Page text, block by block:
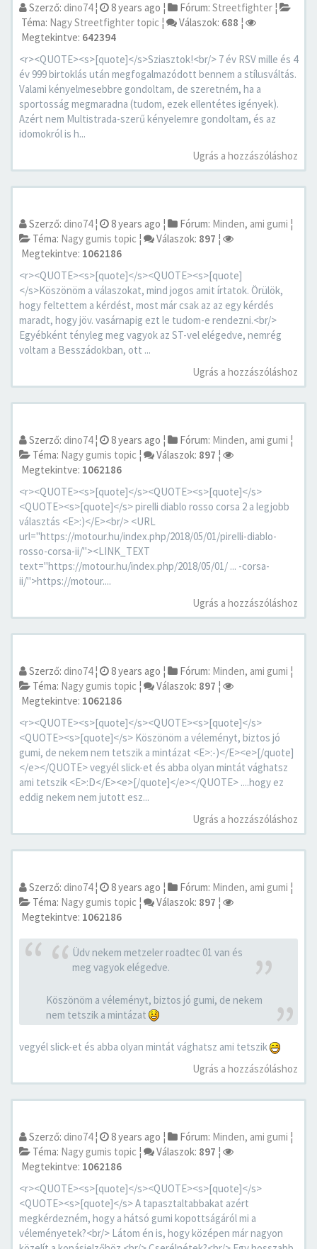
Szerző: dino74¦ 8 years ago ¦ Fórum: Streetfighter ¦
Téma: Nagy Streetfighter topic ¦ Válaszok: 688 ¦
Megtekintve: 642394
<r><QUOTE><s>[quote]</s>Sziasztok!<br/> 7 év RSV mille és 4
év 999 birtoklás után megfogalmazódott bennem a stílusváltás.
Valami kényelmesebbre gondoltam, de szeretném, ha a
sportosság megmaradna (tudom, ezek ellentétes igények).
Azért nem Multistrada-szerű kényelemre gondoltam, és az
idomokról is h...
Ugrás a hozzászóláshoz
Szerző: dino74¦ 8 years ago ¦ Fórum: Minden, ami gumi ¦
Téma: Nagy gumis topic ¦ Válaszok: 897 ¦
Megtekintve: 1062186
<r><QUOTE><s>[quote]</s><QUOTE><s>[quote]
</s>Köszönöm a válaszokat, mind jogos amit írtatok. Örülök,
hogy feltettem a kérdést, most már csak az az egy kérdés
maradt, hogy jöv. vasárnapig ezt le tudom-e rendezni.<br/>
Egyébként tényleg meg vagyok az ST-vel elégedve, nemrég
voltam a Besszádokban, ott ...
Ugrás a hozzászóláshoz
Szerző: dino74¦ 8 years ago ¦ Fórum: Minden, ami gumi ¦
Téma: Nagy gumis topic ¦ Válaszok: 897 ¦
Megtekintve: 1062186
<r><QUOTE><s>[quote]</s><QUOTE><s>[quote]</s>
<QUOTE><s>[quote]</s> pirelli diablo rosso corsa 2 a legjobb
választás <E>:)</E><br/> <URL
url="https://motour.hu/index.php/2018/05/01/pirelli-diablo-
rosso-corsa-ii/"><LINK_TEXT
text="https://motour.hu/index.php/2018/05/01/ ... -corsa-
ii/">https://motour....
Ugrás a hozzászóláshoz
Szerző: dino74¦ 8 years ago ¦ Fórum: Minden, ami gumi ¦
Téma: Nagy gumis topic ¦ Válaszok: 897 ¦
Megtekintve: 1062186
<r><QUOTE><s>[quote]</s><QUOTE><s>[quote]</s>
<QUOTE><s>[quote]</s> Köszönöm a véleményt, biztos jó
gumi, de nekem nem tetszik a mintázat <E>:-)</E><e>[/quote]
</e></QUOTE> vegyél slick-et és abba olyan mintát vághatsz
ami tetszik <E>:D</E><e>[/quote]</e></QUOTE> ....hogy ez
eddig nekem nem jutott esz...
Ugrás a hozzászóláshoz
Szerző: dino74¦ 8 years ago ¦ Fórum: Minden, ami gumi ¦
Téma: Nagy gumis topic ¦ Válaszok: 897 ¦
Megtekintve: 1062186
Üdv nekem metzeler roadtec 01 van és
meg vagyok elégedve.
Köszönöm a véleményt, biztos jó gumi, de nekem
nem tetszik a mintázat
vegyél slick-et és abba olyan mintát vághatsz ami tetszik
Ugrás a hozzászóláshoz
Szerző: dino74¦ 8 years ago ¦ Fórum: Minden, ami gumi ¦
Téma: Nagy gumis topic ¦ Válaszok: 897 ¦
Megtekintve: 1062186
<r><QUOTE><s>[quote]</s><QUOTE><s>[quote]</s>
<QUOTE><s>[quote]</s> A tapasztaltabbakat azért
megkérdezném, hogy a hátsó gumi kopottságáról mi a
véleményetek?<br/> Látom én is, hogy középen már nagyon